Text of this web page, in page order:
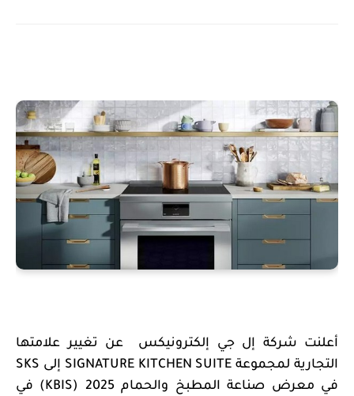
أعلنت شركة إل جي إلكترونيكس
عن تغيير علامتها
التجارية لمجموعة SIGNATURE KITCHEN SUITE إلى SKS
في معرض صناعة المطبخ والحمام 2025 (
KBIS) في